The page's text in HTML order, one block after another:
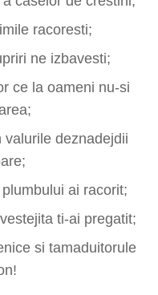
racoresti;
ne izbavesti;
ce la oameni nu-si
valurile deznadejdii
ai racorit;
ti-ai pregatit;
si tamaduitorule